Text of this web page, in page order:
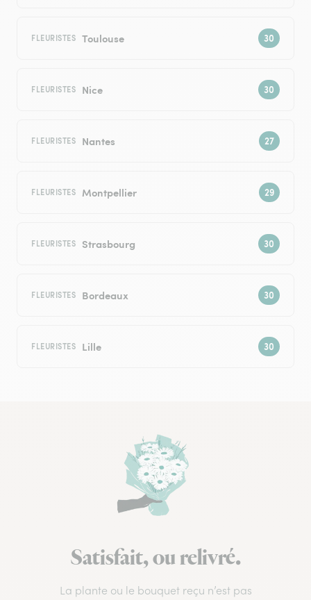
FLEURISTES Toulouse
FLEURISTES Nice
FLEURISTES Nantes
FLEURISTES Montpellier
FLEURISTES Strasbourg
FLEURISTES Bordeaux
FLEURISTES Lille
Satisfait, ou relivré.
La plante ou le bouquet reçu n’est pas